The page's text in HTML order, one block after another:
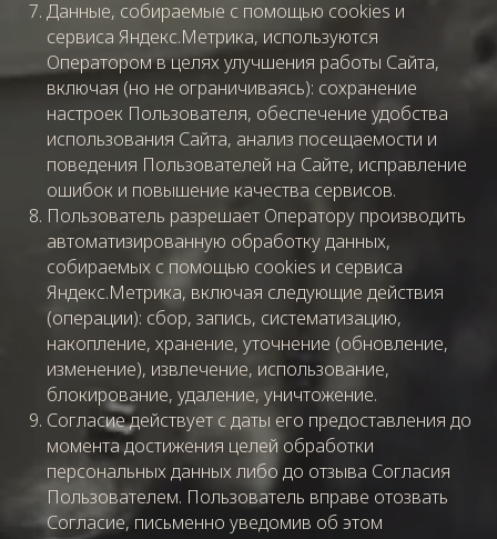
Данные, собираемые с помощью cookies и
сервиса Яндекс.Метрика, используются
Оператором в целях улучшения работы Сайта,
включая (но не ограничиваясь): сохранение
настроек Пользователя, обеспечение удобства
использования Сайта, анализ посещаемости и
поведения Пользователей на Сайте, исправление
ошибок и повышение качества сервисов.
Пользователь разрешает Оператору производить
автоматизированную обработку данных,
собираемых с помощью cookies и сервиса
Яндекс.Метрика, включая следующие действия
(операции): сбор, запись, систематизацию,
накопление, хранение, уточнение (обновление,
изменение), извлечение, использование,
блокирование, удаление, уничтожение.
Согласие действует с даты его предоставления до
момента достижения целей обработки
персональных данных либо до отзыва Согласия
Пользователем. Пользователь вправе отозвать
Согласие, письменно уведомив об этом